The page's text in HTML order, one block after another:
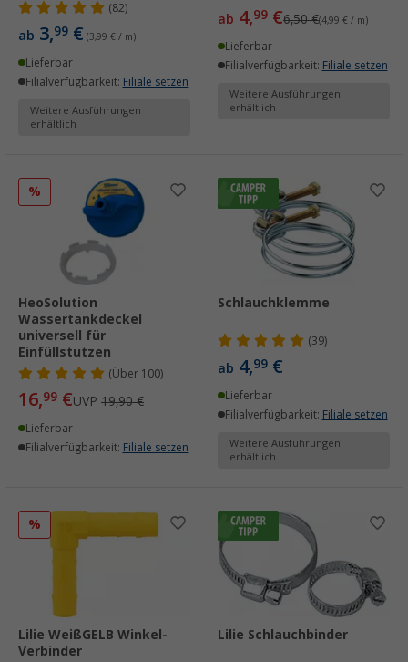
(82)
ab 3,99 € (3,99 € / m)
Lieferbar
Filialverfügbarkeit: Filiale setzen
Weitere Ausführungen
erhältlich
ab 4,99 €6,50 €(4,99 € / m)
Lieferbar
Filialverfügbarkeit: Filiale setzen
Weitere Ausführungen
erhältlich
%
HeoSolution
Wassertankdeckel
universell für
Einfüllstutzen
(Über100)
16,99 €UVP 19,90 €
Lieferbar
Filialverfügbarkeit: Filiale setzen
Schlauchklemme
(39)
ab 4,99 €
Lieferbar
Filialverfügbarkeit: Filiale setzen
Weitere Ausführungen
erhältlich
%
Lilie WeißGELB Winkel-
Verbinder
Lilie Schlauchbinder